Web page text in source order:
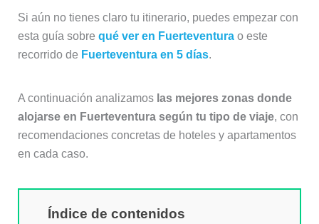
Si aún no tienes claro tu itinerario, puedes empezar con
esta guía sobre qué ver en Fuerteventurao este
recorrido de Fuerteventura en 5 días.
A continuación analizamos las mejores zonas donde
alojarse en Fuerteventura según tu tipo de viaje, con
recomendaciones concretas de hoteles y apartamentos
en cada caso.
Índice de contenidos